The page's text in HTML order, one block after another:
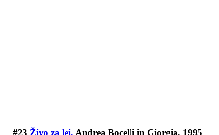
#23 Živo za lei, Andrea Bocelli in Giorgia, 1995